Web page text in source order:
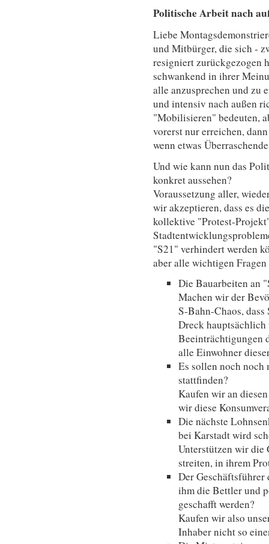
Politische Arbeit nach
Liebe
und Mitbürger, die sich -
resigniert zurückgezogen
schwankend in ihrer
alle anzusprechen und zu
und intensiv nach außen
"Mobilisieren" bedeuten,
vorerst nur erreichen,
wenn etwas
Und wie kann nun das
konkret aussehen?
Voraussetzung aller,
wir akzeptieren, dass es
kollektive "Protest-
"S21" verhindert werden
aber alle wichtigen
Die Bauarbeiten an
Machen wir der
S-Bahn-Chaos,
Dreck hauptsächlich
Beeinträchtigungen
alle Einwohner
Es sollen noch noch
stattfinden?
Kaufen wir an
wir diese
Die nächste
bei Karstadt wird
Unterstützen wir die
streiten, in ihrem
Der
ihm die Bettler und
geschafft werden?
Kaufen wir also
Inhaber nicht so